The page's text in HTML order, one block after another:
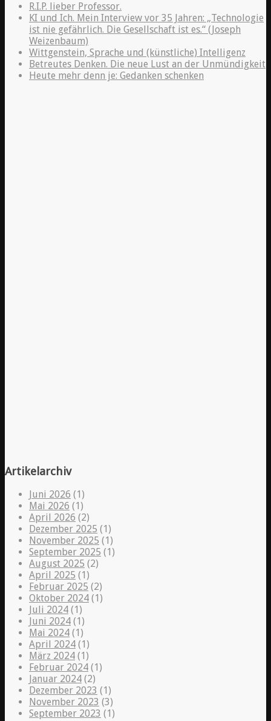
R.I.P. lieber Professor.
KI und Ich. Mein Interview vor 35 Jahren: „Technologie
ist nie gefährlich. Die Gesellschaft ist es.“ (Joseph
Weizenbaum)
Wittgenstein, Sprache und (künstliche) Intelligenz
Betreutes Denken. Die neue Lust an der Unmündigkeit
Heute mehr denn je: Gedanken schenken
Artikelarchiv
Juni 2026 (1)
Mai 2026 (1)
April 2026 (2)
Dezember 2025 (1)
November 2025 (1)
September 2025 (1)
August 2025 (2)
April 2025 (1)
Februar 2025 (2)
Oktober 2024 (1)
Juli 2024 (1)
Juni 2024 (1)
Mai 2024 (1)
April 2024 (1)
März 2024 (1)
Februar 2024 (1)
Januar 2024 (2)
Dezember 2023 (1)
November 2023 (3)
September 2023 (1)